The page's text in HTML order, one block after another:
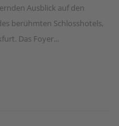
Ausblick auf den
berühmten Schlosshotels,
Das Foyer...